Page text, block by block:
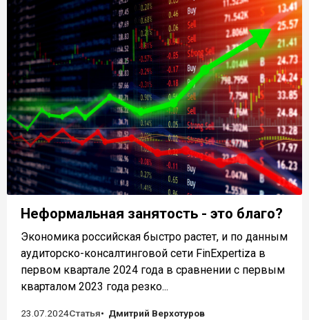
Неформальная занятость - это благо?
Экономика российская быстро растет, и по данным
аудиторско-консалтинговой сети FinExpertiza в
первом квартале 2024 года в сравнении с первым
кварталом 2023 года резко...
23.07.2024Статья
Дмитрий Верхотуров